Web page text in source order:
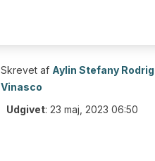
Skrevet af Aylin Stefany
Vinasco
Udgivet: 23 maj, 2023 06:50